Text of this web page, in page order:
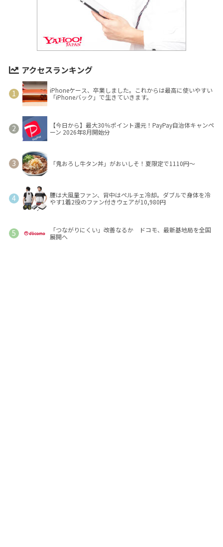
アクセスランキング
iPhoneケース、卒業しました。これからは最高に使いやすい
「iPhoneバック」で生きていきます。
【今日から】最大30％ポイント還元！PayPay自治体キャンペ
ーン 2026年8月開始分
「鬼おろし牛タン丼」がおいしそ！夏限定で1110円～
腰は大風量ファン、背中はペルチェ冷却。ダブルで身体を冷
やす1着2役のファン付きウェアが10,980円
「つながりにくい」改善なるか ドコモ、最新基地局を全国
展開へ